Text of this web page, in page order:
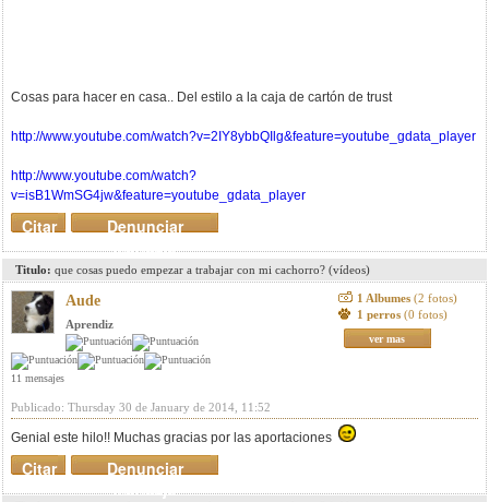
Cosas para hacer en casa.. Del estilo a la caja de cartón de trust
http://www.youtube.com/watch?v=2IY8ybbQIlg&feature=youtube_gdata_player
http://www.youtube.com/watch?
v=isB1WmSG4jw&feature=youtube_gdata_player
Denunciar
mensaje
Citar
Titulo: que cosas puedo empezar a trabajar con mi cachorro? (vídeos)
Aude
Aprendiz
11 mensajes
1 Albumes (2 fotos)
1 perros (0 fotos)
ver mas
Publicado: Thursday 30 de January de 2014, 11:52
Genial este hilo!! Muchas gracias por las aportaciones
Denunciar
mensaje
Citar